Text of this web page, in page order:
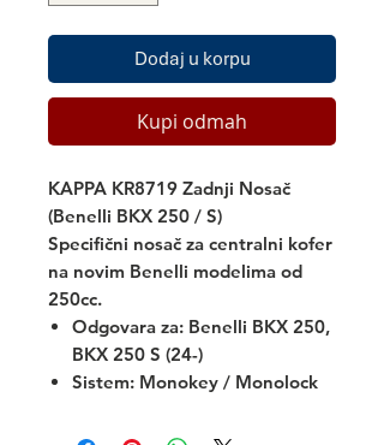
Dodaj u korpu
Kupi odmah
KAPPA KR8719 Zadnji Nosač
(Benelli BKX 250 / S)
Specifični nosač za centralni kofer
na novim Benelli modelima od
250cc.
Odgovara za: Benelli BKX 250,
BKX 250 S (24-)
Sistem: Monokey / Monolock